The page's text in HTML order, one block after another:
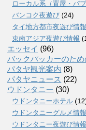
ローカル系（置屋・パブ
バンコク夜遊び (24)
タイ地方都市夜遊び情報
東南アジア夜遊び情報
エッセイ (96)
バックパッカーのた
パタヤ観光案内 (8)
パタヤニュース (22)
ウドンタニー (30)
ウドンタニーホテル
ウドンタニーグルメ情報
ウドンタニー夜遊び情報